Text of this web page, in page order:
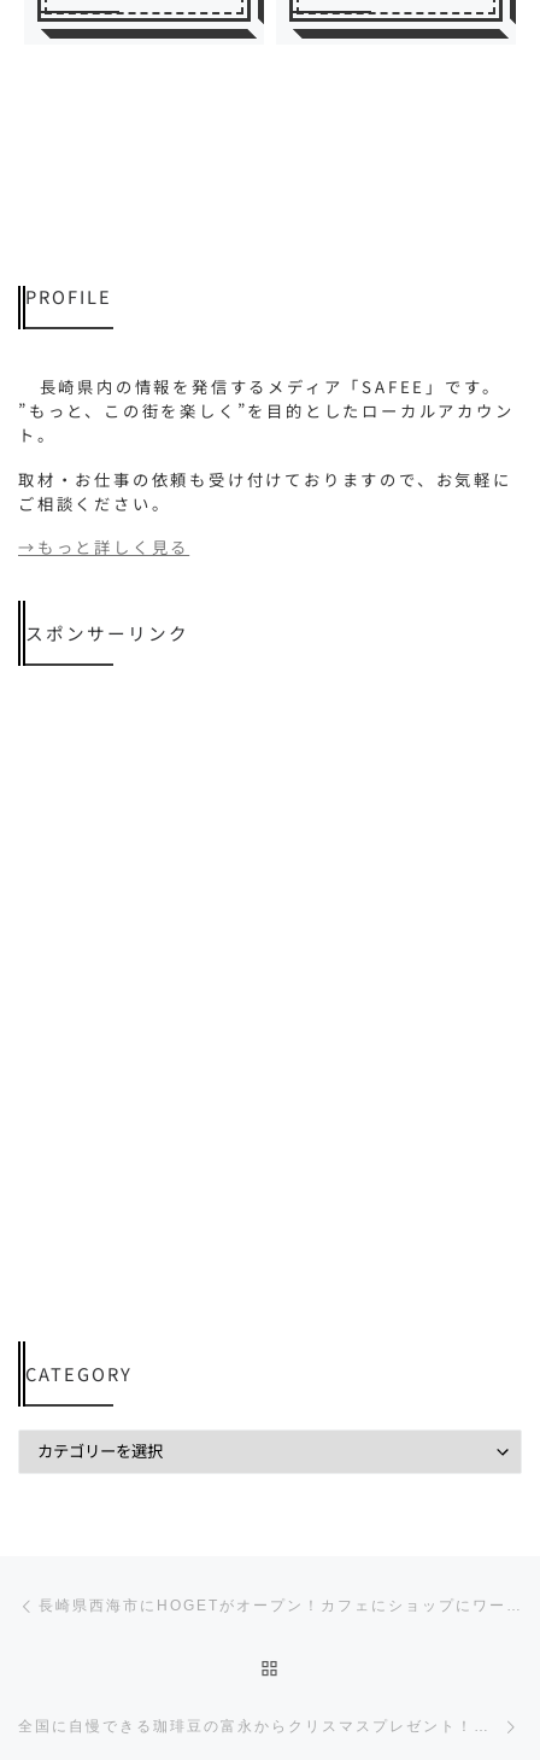
PROFILE
長崎県内の情報を発信するメディア「SAFEE」です。
”もっと、この街を楽しく”を目的としたローカルアカウン
ト。
取材・お仕事の依頼も受け付けておりますので、お気軽に
ご相談ください。
→もっと詳しく見る
スポンサーリンク
CATEGORY
投稿ナビゲーション 長崎県西海市にHOGETがオープン！カフェにショップにワークショップ！新しい地域拠点！
全国に自慢できる珈琲豆の富永からクリスマスプレゼント！珈琲豆を買うと珈琲豆が貰えるよ！